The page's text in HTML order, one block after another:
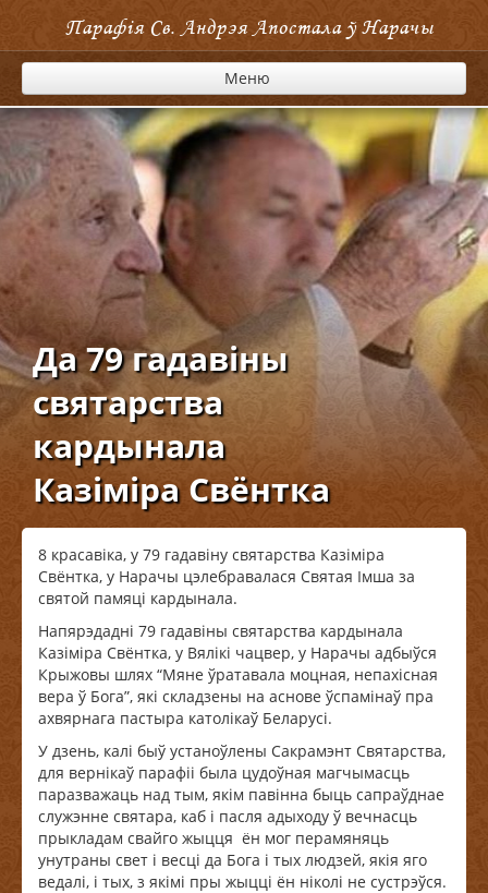
Парафія Cв. Андрэя Апостала ў Нарачы
Меню
Да 79 гадавіны
святарства
кардынала
Казіміра Свёнтка
8 красавіка, у 79 гадавіну святарства Казіміра
Свёнтка, у Нарачы цэлебравалася Святая Імша за
святой памяці кардынала.
Напярэдадні 79 гадавіны святарства кардынала
Казіміра Свёнтка, у Вялікі чацвер, у Нарачы адбыўся
Крыжовы шлях “Мяне ўратавала моцная, непахісная
вера ў Бога”, які складзены на аснове ўспамінаў пра
ахвярнага пастыра католікаў Беларусі.
У дзень, калі быў устаноўлены Сакрамэнт Святарства,
для вернікаў парафіі была цудоўная магчымасць
паразважаць над тым, якім павінна быць сапраўднае
служэнне святара, каб і пасля адыходу ў вечнасць
прыкладам свайго жыцця ён мог перамяняць
унутраны свет і весці да Бога і тых людзей, якія яго
ведалі, і тых, з якімі пры жыцці ён ніколі не сустрэўся.